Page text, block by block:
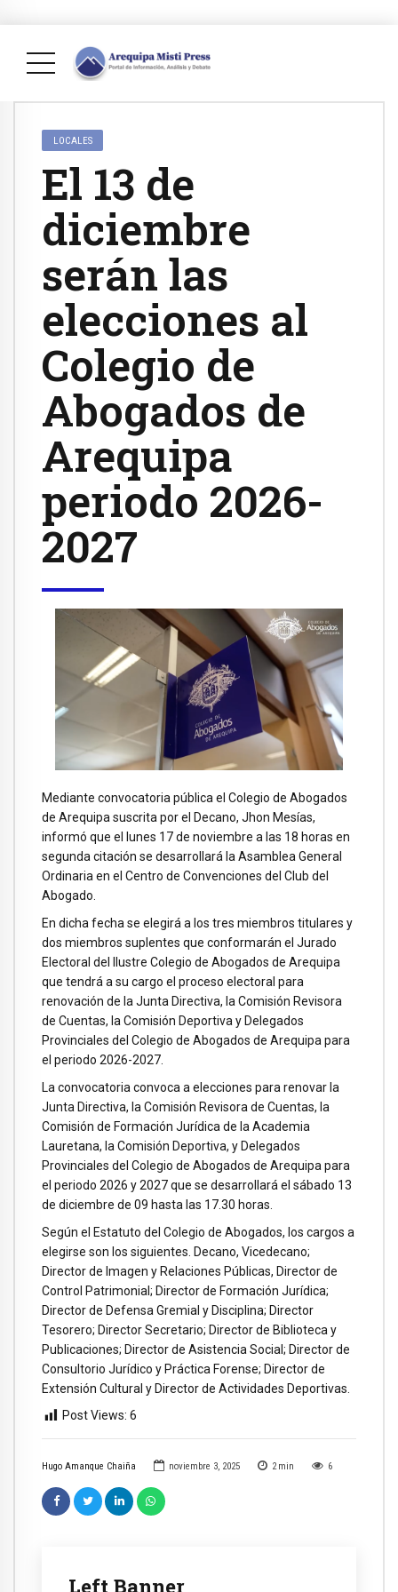
Hugo Amanque Chaiña noviembre 3, 2025 2 min 6
Left Banner
LOCALES
El 13 de
diciembre
serán las
elecciones al
Colegio de
Abogados de
Arequipa
periodo 2026-
2027
Mediante convocatoria pública el Colegio de Abogados
de Arequipa suscrita por el Decano, Jhon Mesías,
informó que el lunes 17 de noviembre a las 18 horas en
segunda citación se desarrollará la Asamblea General
Ordinaria en el Centro de Convenciones del Club del
Abogado.
En dicha fecha se elegirá a los tres miembros titulares y
dos miembros suplentes que conformarán el Jurado
Electoral del Ilustre Colegio de Abogados de Arequipa
que tendrá a su cargo el proceso electoral para
renovación de la Junta Directiva, la Comisión Revisora
de Cuentas, la Comisión Deportiva y Delegados
Provinciales del Colegio de Abogados de Arequipa para
el periodo 2026-2027.
La convocatoria convoca a elecciones para renovar la
Junta Directiva, la Comisión Revisora de Cuentas, la
Comisión de Formación Jurídica de la Academia
Lauretana, la Comisión Deportiva, y Delegados
Provinciales del Colegio de Abogados de Arequipa para
el periodo 2026 y 2027 que se desarrollará el sábado 13
de diciembre de 09 hasta las 17.30 horas.
Según el Estatuto del Colegio de Abogados, los cargos a
elegirse son los siguientes. Decano, Vicedecano;
Director de Imagen y Relaciones Públicas, Director de
Control Patrimonial; Director de Formación Jurídica;
Director de Defensa Gremial y Disciplina; Director
Tesorero; Director Secretario; Director de Biblioteca y
Publicaciones; Director de Asistencia Social; Director de
Consultorio Jurídico y Práctica Forense; Director de
Extensión Cultural y Director de Actividades Deportivas.
Post Views: 6